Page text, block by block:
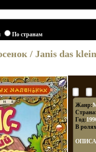
По странам
/ Janis das
Жанр:
Страна:
Год:
В